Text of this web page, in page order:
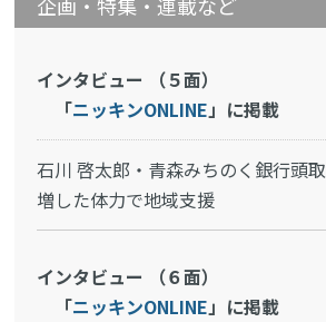
企画・特集・連載など
インタビュー （５面）
「ニッキンONLINE」に掲載
石川 啓太郎・青森みちのく銀行頭取
増した体力で地域支援
インタビュー （６面）
「ニッキンONLINE」に掲載